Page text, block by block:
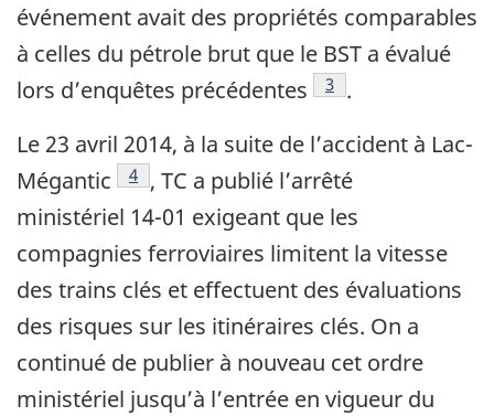
événement avait des propriétés comparables
à celles du pétrole brut que le BST a évalué
lors d’enquêtes précédentes
Note de bas de page
3 .
Le 23 avril 2014, à la suite de l’accident à Lac-
Mégantic
Note de bas de page
4 , TC a publié l’arrêté
ministériel 14-01 exigeant que les
compagnies ferroviaires limitent la vitesse
des trains clés et effectuent des évaluations
des risques sur les itinéraires clés. On a
continué de publier à nouveau cet ordre
ministériel jusqu’à l’entrée en vigueur du